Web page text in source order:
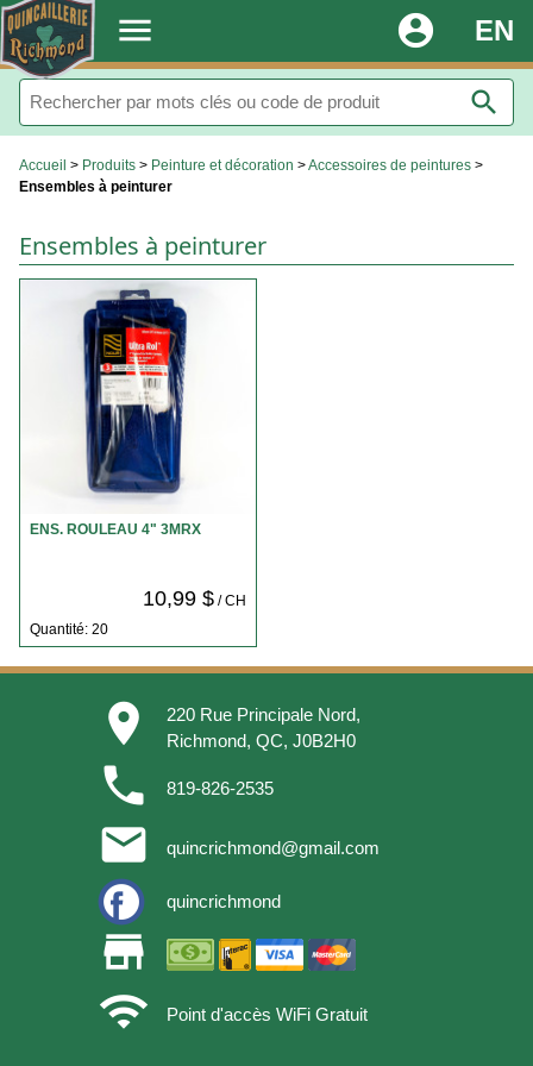
. menu EN
account_circle
search
Accueil > Produits > Peinture et décoration >Accessoires de peintures >
Ensembles à peinturer
Ensembles à peinturer
ENS. ROULEAU 4" 3MRX
10,99 $/ CH
Quantité: 20
place
220 Rue Principale Nord,
Richmond, QC, J0B2H0
phone 819-826-2535
email quincrichmond@gmail.com
quincrichmond
store
wifi
Point d'accès WiFi Gratuit